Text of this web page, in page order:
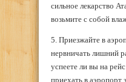
сильное лекарство
возьмите с собой
5. Приезжайте в
нервничать лишний
успеете ли вы на
приехать в аэропорт